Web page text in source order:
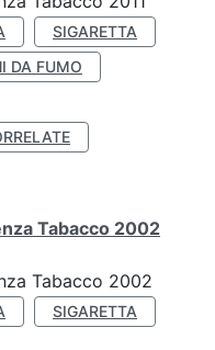
SIGARETTA
DA FUMO
Tabacco 2002
Tabacco 2002
SIGARETTA